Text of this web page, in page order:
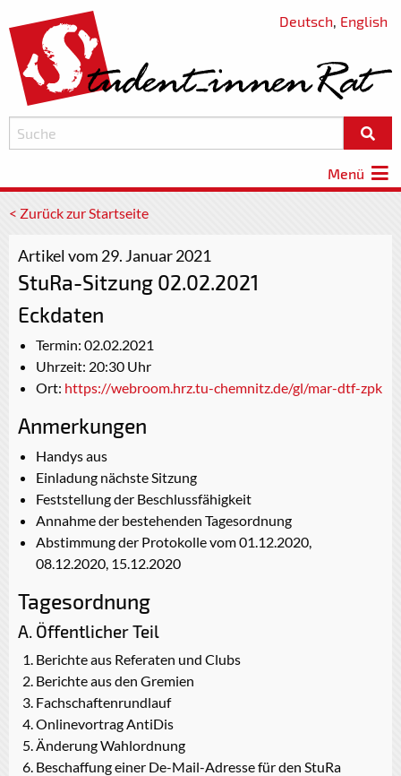
Deutsch, English
Menü
< Zurück zur Startseite
Artikel vom 29. Januar 2021
StuRa-Sitzung 02.02.2021
Eckdaten
Termin: 02.02.2021
Uhrzeit: 20:30 Uhr
Ort: https://webroom.hrz.tu-chemnitz.de/gl/mar-dtf-zpk
Anmerkungen
Handys aus
Einladung nächste Sitzung
Feststellung der Beschlussfähigkeit
Annahme der bestehenden Tagesordnung
Abstimmung der Protokolle vom 01.12.2020,
08.12.2020, 15.12.2020
Tagesordnung
A. Öffentlicher Teil
Berichte aus Referaten und Clubs
Berichte aus den Gremien
Fachschaftenrundlauf
Onlinevortrag AntiDis
Änderung Wahlordnung
Beschaffung einer De-Mail-Adresse für den StuRa